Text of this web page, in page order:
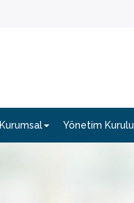
Kurumsal Yönetim Kurulu